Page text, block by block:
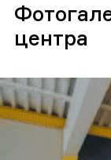
центра